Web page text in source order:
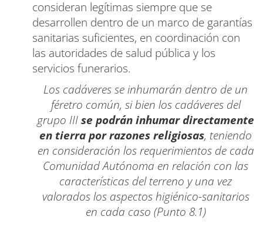
consideran legítimas siempre que se
desarrollen dentro de un marco de garantías
sanitarias suficientes, en coordinación con
las autoridades de salud pública y los
servicios funerarios.
Los cadáveres se inhumarán dentro de un
féretro común, si bien los cadáveres del
grupo IIIse podrán inhumar directamente
en tierra por razones religiosas, teniendo
en consideración los requerimientos de cada
Comunidad Autónoma en relación con las
características del terreno y una vez
valorados los aspectos higiénico-sanitarios
en cada caso (Punto 8.1)